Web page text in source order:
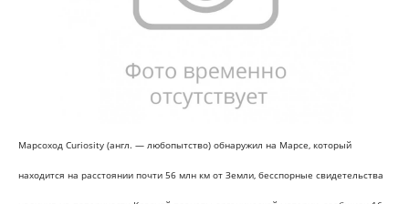
Марсоход Curiosity (англ. — любопытство) обнаружил на Марсе, который
находится на расстоянии почти 56 млн км от Земли, бесспорные свидетельства